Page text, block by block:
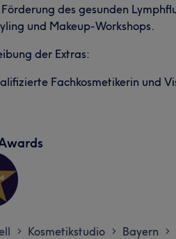
Förderung des gesunden
und Makeup-Workshops.
der Extras:
Fachkosmetikerin und
> Kosmetikstudio > Bayern >